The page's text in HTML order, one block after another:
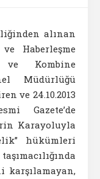
alınan
Haberleşme
Kombine
Müdürlüğü
ve 24.10.2013
Gazete’de
Karayoluyla
hükümleri
karşılamayan,